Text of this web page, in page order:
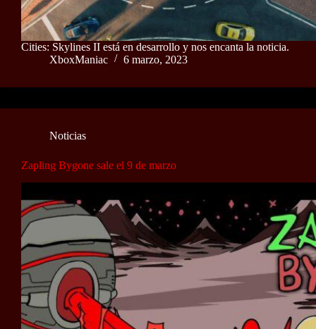
Cities: Skylines II está en desarrollo y nos encanta la noticia.
XboxManiac
6 marzo, 2023
Noticias
Zapling Bygone sale el 9 de marzo